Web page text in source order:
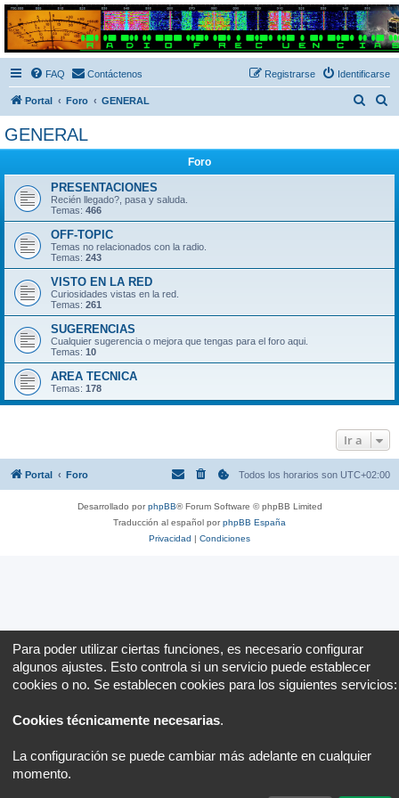
Radio Frecuencias
Foro de Radio Frecuencias
FAQ Contáctenos Identificarse
Registrarse
Portal Foro GENERAL
GENERAL
Foro
PRESENTACIONES
Recién llegado?, pasa y saluda.
Temas: 466
OFF-TOPIC
Temas no relacionados con la radio.
Temas: 243
VISTO EN LA RED
Curiosidades vistas en la red.
Temas: 261
SUGERENCIAS
Cualquier sugerencia o mejora que tengas para el foro aqui.
Temas: 10
AREA TECNICA
Temas: 178
Ir a
Portal Foro Todos los horarios son UTC+02:00
Desarrollado porphpBB® Forum Software © phpBB Limited
Traducción al español porphpBB España
Privacidad | Condiciones
Para poder utilizar ciertas funciones, es necesario configurar
algunos ajustes. Esto controla si un servicio puede establecer
cookies o no. Se establecen cookies para los siguientes servicios:
Cookies técnicamente necesarias.
La configuración se puede cambiar más adelante en cualquier
momento.